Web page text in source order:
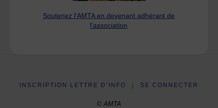
Soutenez l'AMTA en devenant adhérant de
l'association
INSCRIPTION LETTRE D’INFO SE CONNECTER
© AMTA